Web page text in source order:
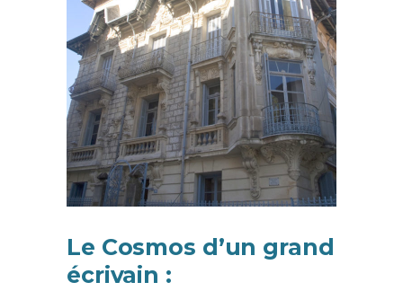
Le Cosmos d’un grand
écrivain :